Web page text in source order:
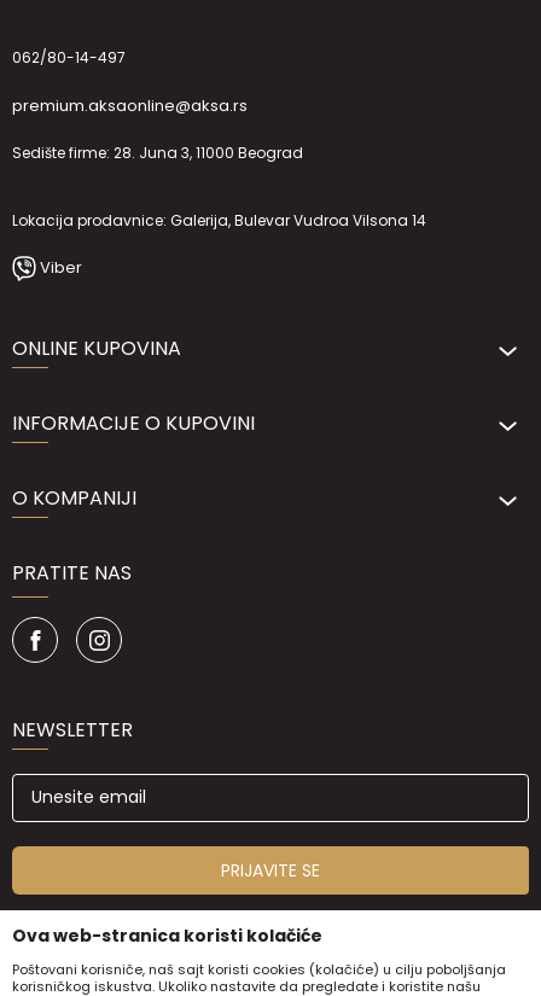
062/80-14-497
premium.aksaonline@aksa.rs
Sedište firme: 28. Juna 3, 11000 Beograd
Lokacija prodavnice: Galerija, Bulevar Vudroa Vilsona 14
Viber
ONLINE KUPOVINA
INFORMACIJE O KUPOVINI
O KOMPANIJI
PRATITE NAS
NEWSLETTER
PRIJAVITE SE
Ova web-stranica koristi kolačiće
Poštovani korisniče, naš sajt koristi cookies (kolačiće) u cilju poboljšanja
korisničkog iskustva. Ukoliko nastavite da pregledate i koristite našu